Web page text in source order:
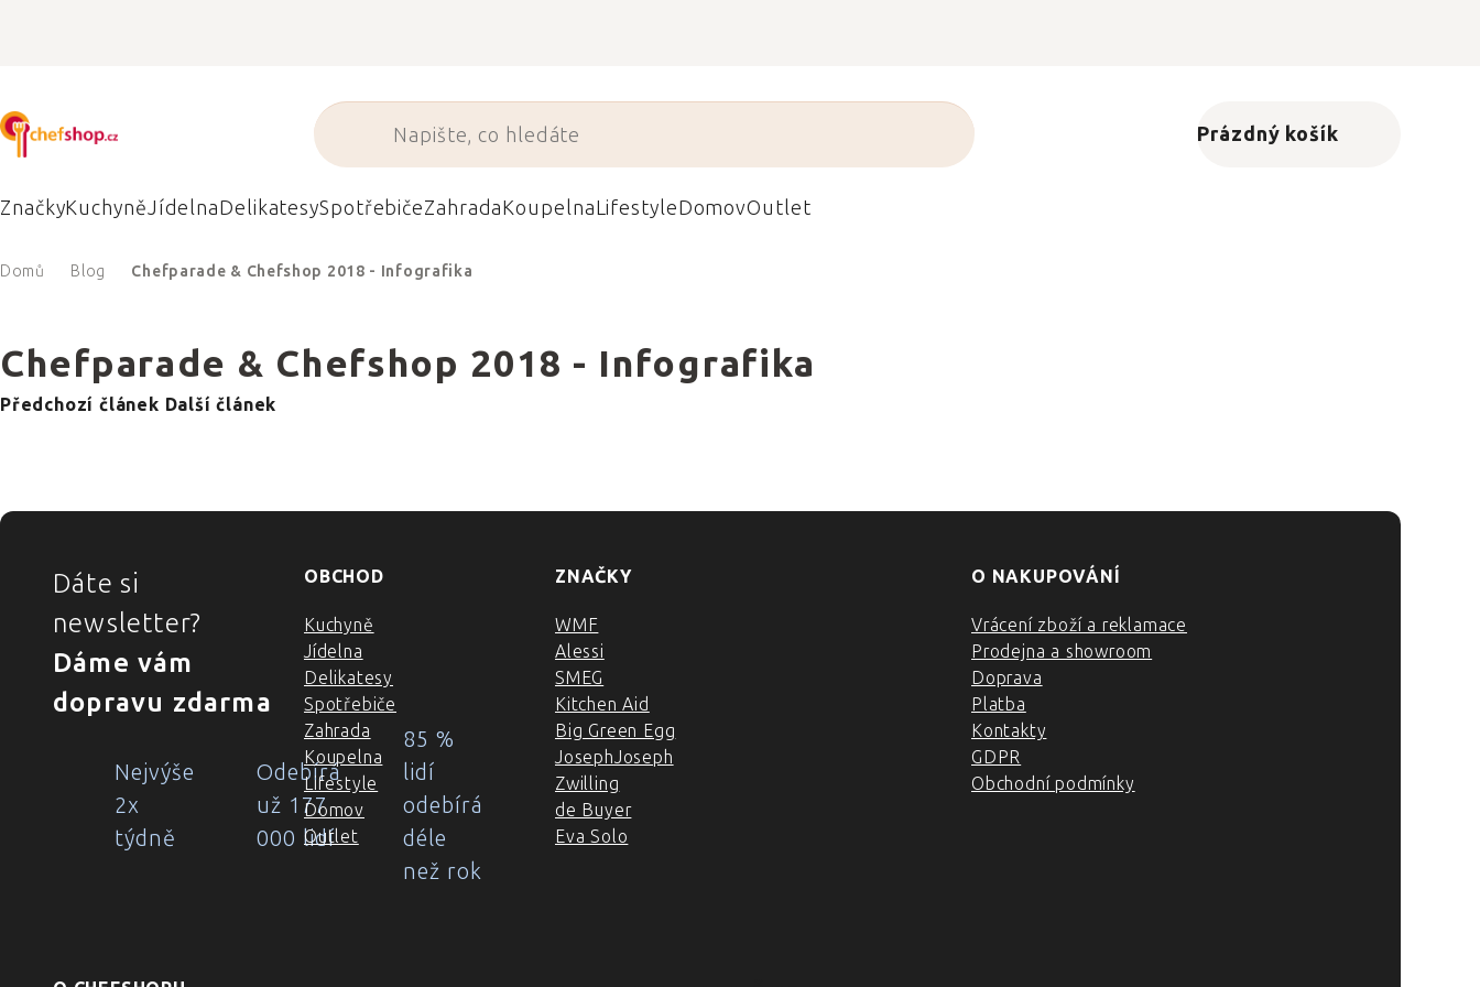
Nákupní košík
Prázdný košík
ZnačkyKuchyněJídelnaDelikatesySpotřebičeZahradaKoupelnaLifestyleDomovOutlet
Domů Blog Chefparade & Chefshop 2018 - Infografika
Chefparade & Chefshop 2018 - Infografika
Předchozí článek Další článek
ZÁPATÍ
Dáte si
newsletter?
Dáme vám
dopravu zdarma
Nejvýše
2x
týdně
Odebírá
už 177
000 lidí
85 %
lidí
odebírá
déle
než rok
OBCHOD
Kuchyně
Jídelna
Delikatesy
Spotřebiče
Zahrada
Koupelna
Lifestyle
Domov
Outlet
ZNAČKY
WMF
Alessi
SMEG
Kitchen Aid
Big Green Egg
JosephJoseph
Zwilling
de Buyer
Eva Solo
O NAKUPOVÁNÍ
Vrácení zboží a reklamace
Prodejna a showroom
Doprava
Platba
Kontakty
GDPR
Obchodní podmínky